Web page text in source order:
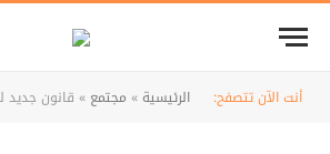
أنت الآن تتصفح: الرئيسية» مجتمع » قانون جديد